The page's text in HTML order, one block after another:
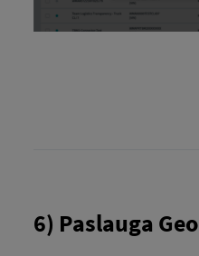
6) Paslauga Geo